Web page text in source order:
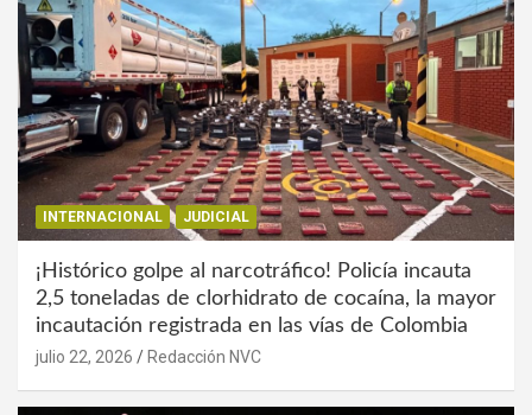
INTERNACIONAL JUDICIAL
¡Histórico golpe al narcotráfico! Policía incauta
2,5 toneladas de clorhidrato de cocaína, la mayor
incautación registrada en las vías de Colombia
julio 22, 2026 Redacción NVC